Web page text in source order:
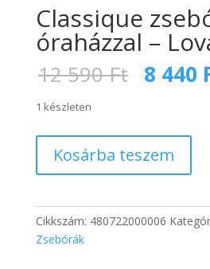
Classique
óraházzal –
12 590Ft
price
12
590 Ft.
8 440
1 készleten
zsebóra
fém
-
Lovas
Kosárba teszem
Cikkszám: 480722000006
Zsebórák